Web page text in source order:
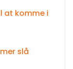
at komme i
slå